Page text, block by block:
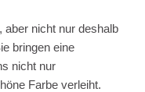
aber nicht nur deshalb
bringen eine
nicht nur
Farbe verleiht.